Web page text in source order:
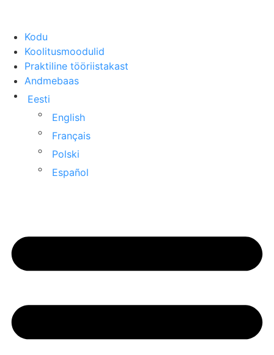
Kodu
Koolitusmoodulid
Praktiline tööriistakast
Andmebaas
Eesti
English
Français
Polski
Español